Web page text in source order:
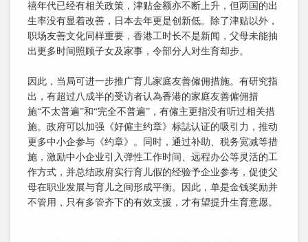
禧年代已经有相关政策，津贴金额亦不断上升，但两国的出
生率没有显着改善，日本去年更是创新低。除了津贴以外，
职场友善文化同样重要，香港工时长不是新闻，父母未能抽
出更多时间照顾子女及家事，令部分人对生育却步。
因此，当局可进一步推广育儿家庭友善僱佣措施。有研究指
出，有超过八成半的受访者认為香港的家庭友善僱佣措
施“不太普遍”和“完全不普遍”，有僱主更指没有听过相关措
施。政府可以加强《好僱主约章》标誌认证的吸引力，推动
更多中小企参与《约章》。同时，通过补助、税务宽减等措
施，激励中小企业引入弹性工作时间、远程办公等灵活的工
作方式，并总结政府实行育儿假的经验予企业参考，促使父
母在职业发展与育儿之间形成平衡。因此，单是金钱奖励并
不管用，只有多管齐下的有效支援，才有望提升生育意愿。